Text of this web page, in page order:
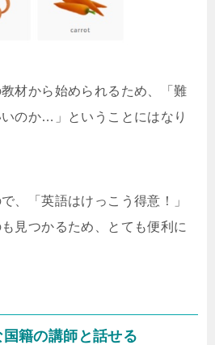
材から始められるため、「難
のか…」ということにはなり
、「英語はけっこう得意！」
見つかるため、とても便利に
籍の講師と話せる